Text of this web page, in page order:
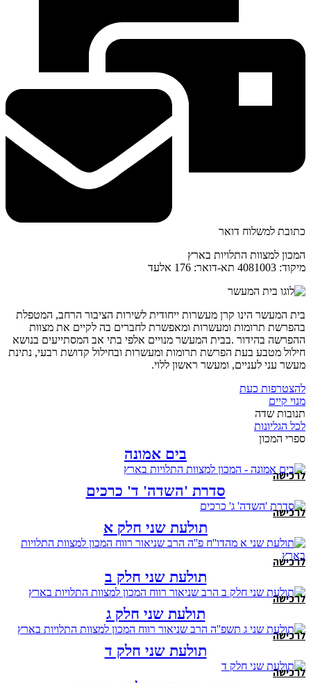
כתובת למשלוח דואר
המכון למצוות התלויות בארץ
מיקוד: 4081003 תא-דואר: 176 אלעד
בית המעשר הינו קרן מעשרות ייחודית לשירות הציבור הרחב, המטפלת
בהפרשת תרומות ומעשרות ומאפשרת לחברים בה לקיים את מצוות
ההפרשה בהידור .בבית המעשר מנויים אלפי בתי אב המסתייעים בנושא
חילול מטבע בעת הפרשת תרומות ומעשרות ובחילול קדושת רבעי, נתינת
מעשר עני לעניים, ומעשר ראשון ללוי.
להצטרפות כעת
מנוי קיים
תנובות שדה
לכל הגליונות
ספרי המכון
בים אמונה
לרכישה
סדרת 'השדה' ד' כרכים
לרכישה
תולעת שני חלק א
לרכישה
תולעת שני חלק ב
לרכישה
תולעת שני חלק ג
לרכישה
תולעת שני חלק ד
לרכישה